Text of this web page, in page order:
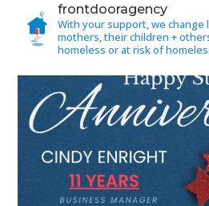
frontdooragency
With your support, we
mothers, their children +
homeless or at risk of